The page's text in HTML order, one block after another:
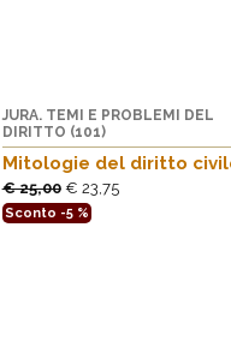
JURA. TEMI E PROBLEMI DEL
DIRITTO (101)
Mitologie del diritto
€ 25,00 € 23,75
Sconto -5 %